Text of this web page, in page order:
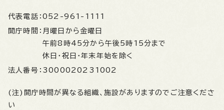
代表電話： 052-961-1111
開庁時間： 月曜日から金曜日
午前8時45分から午後5時15分まで
休日・祝日・年末年始を除く
法人番号： 3000020231002
(注)開庁時間が異なる組織、施設がありますのでご注意くださ
い